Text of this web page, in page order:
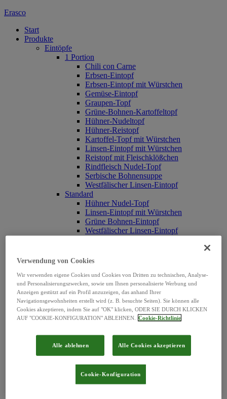
Erasco
Start
Produkte
Eintöpfe
1 Portion
Chili con Carne
Erbsen-Eintopf
Erbsen-Eintopf mit Würstchen
Gemüse-Eintopf
Graupen-Topf
Grüne-Bohnen-Kartoffeltopf
Hühner-Nudeltopf
Hühner-Reistopf
Kartoffel-Topf mit Würstchen
Linsen-Eintopf mit Würstchen
Reistopf mit Fleischklößchen
Rindfleisch Nudel-Topf
Serbische Bohnensuppe
Westfälischer Linsen-Eintopf
Standard
Hühner Nudel-Topf
Linsen-Eintopf mit Würstchen
Grüne Bohnen-Eintopf
Westfälischer Linsen-Eintopf
Serbische Bohnensuppe
Texas-Topf
Rindfleisch Nudel-Topf
Reistopf mit Fleischklößchen
Weiße Bohnen-Eintopf
Graupen-Topf
Linsentopf mit Schweinefleisch
Möhren-Eintopf mit Fleischbällchen
Spirli-Nudeln
Nudeltopf mit Geflügel-Klößchen
Erbsen-Eintopf mit Fleischbällchen
Spätzletopf mit Linsen
Verwendung von Cookies
Wir verwenden eigene Cookies und Cookies von Dritten zu technischen, Analyse-
und Personalisierungszwecken, sowie um Ihnen personalisierte Werbung und
Anzeigen gestützt auf ein Profil anzuzeigen, das anhand Ihrer
Navigationsgewohnheiten erstellt wird (z. B. besuchte Seiten). Sie können alle
Cookies akzeptieren, indem Sie auf "OK" klicken, ODER SIE DURCH KLICKEN
AUF "COOKIE-KONFIGURATION" ABLEHNEN.
Cookie-Richtlinie
Alle ablehnen Alle Cookies akzeptieren
Cookie-Konfiguration